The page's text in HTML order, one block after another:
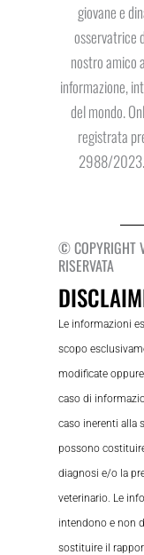
giovane e
osservatrice
nostro amico
informazione,
del mondo.
registrata
2988/2023.
© COPYRIGHT
RISERVATA
Le informazioni
scopo
modificate
caso di
caso inerenti alla
possono
diagnosi e/o la
veterinario. Le
intendono e non
sostituire il